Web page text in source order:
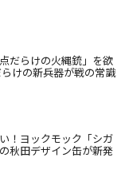
だらけの火縄銃」を欲
けの新兵器が戦の常識
！ヨックモック「シガ
秋田デザイン缶が新発